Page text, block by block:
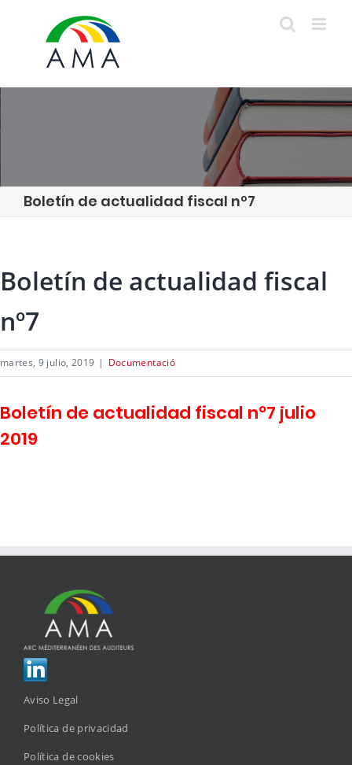
content
Boletín de actualidad fiscal nº7
Boletín de actualidad fiscal
nº7
martes, 9 julio, 2019 | Documentació
Boletín de actualidad fiscal nº7 julio
2019
Aviso Legal
Política de privacidad
Política de cookies